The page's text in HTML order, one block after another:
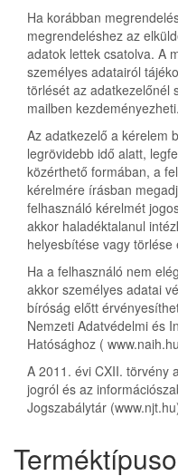
Ha korábban
megrendeléshez az
adatok lettek csatolva. A
személyes adatairól
törlését az adatkezelőnél
mailben kezdeményezheti.
Az adatkezelő a kérelem
legrövidebb idő alatt,
közérthető formában, a
kérelmére írásban
felhasználó kérelmét
akkor haladéktalanul
helyesbítése vagy törlése
Ha a felhasználó nem
akkor személyes adatai
bíróság előtt
Nemzeti Adatvédelmi és
Hatósághoz (
A 2011. évi CXII. törvény
jogról és az
Jogszabálytár